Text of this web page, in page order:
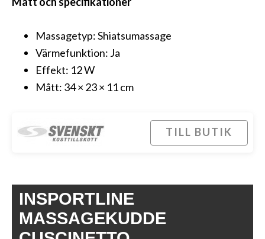
Massagetyp: Shiatsumassage
Värmefunktion: Ja
Effekt: 12 W
Mått: 34 × 23 × 11 cm
TILL BUTIK
INSPORTLINE
MASSAGEKUDDE